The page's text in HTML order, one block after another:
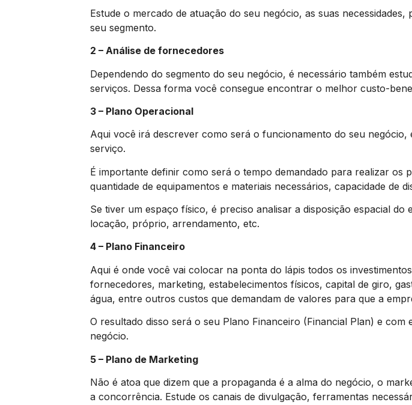
Estude o mercado de atuação do seu negócio, as suas
seu segmento.
2 – Análise de fornecedores
Dependendo do segmento do seu negócio, é necessário também
serviços. Dessa forma você consegue encontrar o melhor custo-
3 – Plano Operacional
Aqui você irá descrever como será o funcionamento do seu
serviço.
É importante definir como será o tempo demandado para realizar
quantidade de equipamentos e materiais necessários, capacidade de
Se tiver um espaço físico, é preciso analisar a disposição espacial
locação, próprio, arrendamento, etc.
4 – Plano Financeiro
Aqui é onde você vai colocar na ponta do lápis todos os
fornecedores, marketing, estabelecimentos físicos, capital de giro,
água, entre outros custos que demandam de valores para que a
O resultado disso será o seu Plano Financeiro (Financial Plan) e
negócio.
5 – Plano de Marketing
Não é atoa que dizem que a propaganda é a alma do negócio, o
a concorrência. Estude os canais de divulgação, ferramentas